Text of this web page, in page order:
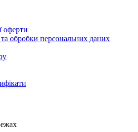
оферти
обробки персональних даних